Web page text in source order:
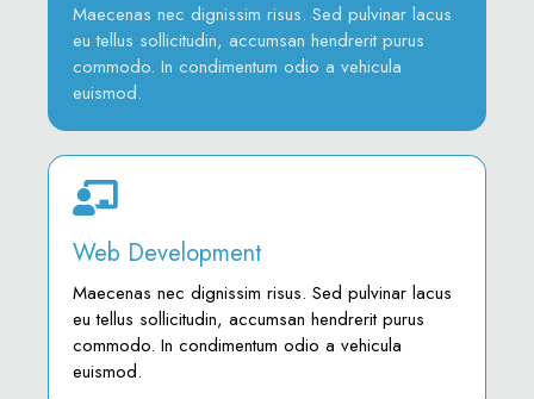
Maecenas nec dignissim risus. Sed pulvinar lacus
eu tellus sollicitudin, accumsan hendrerit purus
commodo. In condimentum odio a vehicula
euismod.
Web Development
Maecenas nec dignissim risus. Sed pulvinar lacus
eu tellus sollicitudin, accumsan hendrerit purus
commodo. In condimentum odio a vehicula
euismod.